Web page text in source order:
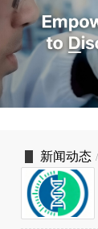
新闻动态